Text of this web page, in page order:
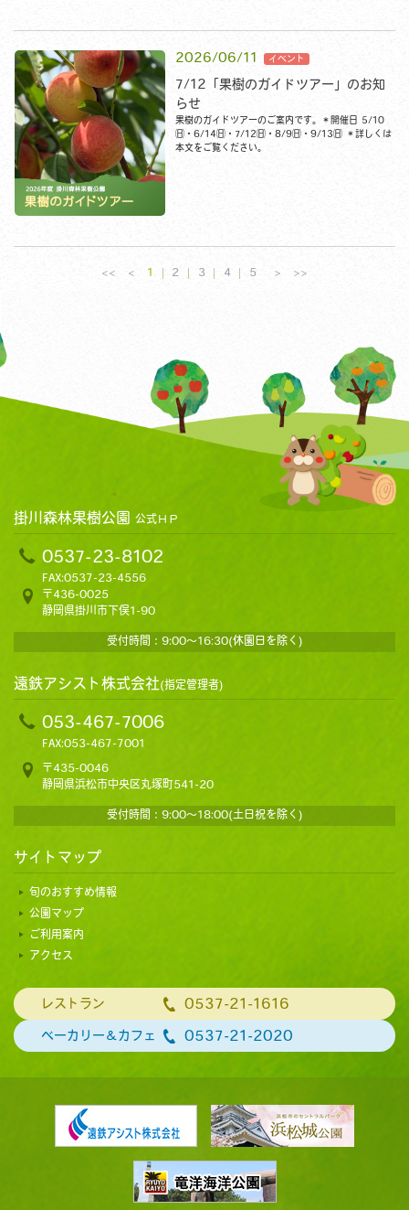
2026/06/11
7/12「果樹のガイドツアー」のお知
らせ
果樹のガイドツアーのご案内です。＊開催日 5/10
㈰・6/14㈰・7/12㈰・8/9㈰・9/13㈰ ＊詳しくは
本文をご覧ください。
<< < 1 2 3 4 5 > >>
掛川森林果樹公園 公式ＨＰ
0537-23-8102
FAX:0537-23-4556
〒436-0025
静岡県掛川市下俣1-90
受付時間：9:00～16:30(休園日を除く)
遠鉄アシスト株式会社(指定管理者)
053-467-7006
FAX:053-467-7001
〒435-0046
静岡県浜松市中央区丸塚町541-20
受付時間：9:00～18:00(土日祝を除く)
サイトマップ
旬のおすすめ情報
公園マップ
ご利用案内
アクセス
レストラン 0537-21-1616
ベーカリー＆カフェ 0537-21-2020